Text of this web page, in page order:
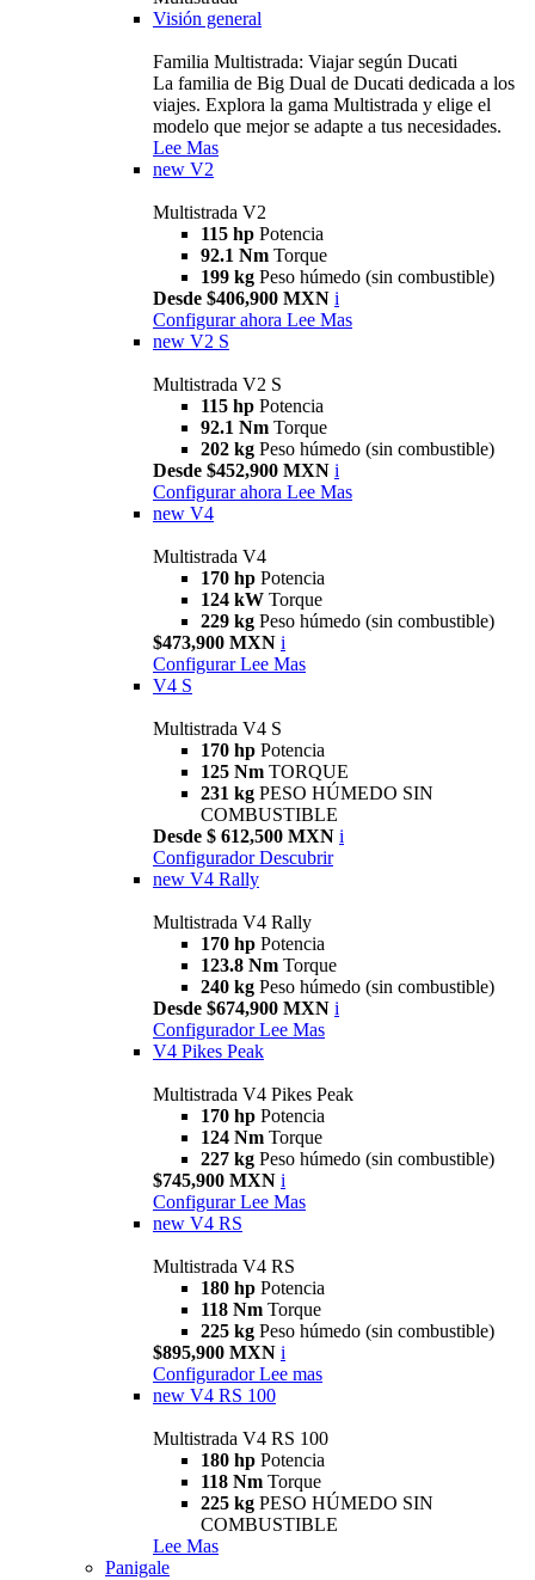
Visión general
Familia Multistrada: Viajar según Ducati
La familia de Big Dual de Ducati dedicada a los
viajes. Explora la gama Multistrada y elige el
modelo que mejor se adapte a tus necesidades.
Lee Mas
new V2
Multistrada V2
115 hp Potencia
92.1 Nm Torque
199 kg Peso húmedo (sin combustible)
Desde $406,900 MXN i
Configurar ahora Lee Mas
new V2 S
Multistrada V2 S
115 hp Potencia
92.1 Nm Torque
202 kg Peso húmedo (sin combustible)
Desde $452,900 MXN i
Configurar ahora Lee Mas
new V4
Multistrada V4
170 hp Potencia
124 kW Torque
229 kg Peso húmedo (sin combustible)
$473,900 MXN i
Configurar Lee Mas
V4 S
Multistrada V4 S
170 hp Potencia
125 Nm TORQUE
231 kg PESO HÚMEDO SIN
COMBUSTIBLE
Desde $ 612,500 MXN i
Configurador Descubrir
new V4 Rally
Multistrada V4 Rally
170 hp Potencia
123.8 Nm Torque
240 kg Peso húmedo (sin combustible)
Desde $674,900 MXN i
Configurador Lee Mas
V4 Pikes Peak
Multistrada V4 Pikes Peak
170 hp Potencia
124 Nm Torque
227 kg Peso húmedo (sin combustible)
$745,900 MXN i
Configurar Lee Mas
new V4 RS
Multistrada V4 RS
180 hp Potencia
118 Nm Torque
225 kg Peso húmedo (sin combustible)
$895,900 MXN i
Configurador Lee mas
new V4 RS 100
Multistrada V4 RS 100
180 hp Potencia
118 Nm Torque
225 kg PESO HÚMEDO SIN
COMBUSTIBLE
Lee Mas
Panigale